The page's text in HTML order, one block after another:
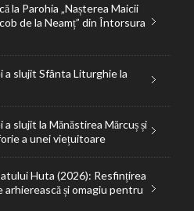
la Parohia „Nașterea Maicii
de la Neamț” din Întorsura
slujit Sfânta Liturghie la
slujit la Mănăstirea Mărcuș și
a unei viețuitoare
Huta (2026): Resfințirea
și omagiu pentru